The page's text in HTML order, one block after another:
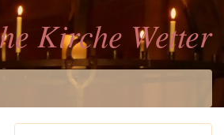
Kirche Wetter